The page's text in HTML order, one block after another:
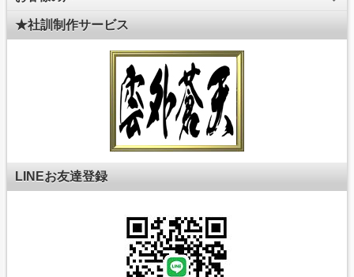
★社訓制作サービス
LINEお友達登録